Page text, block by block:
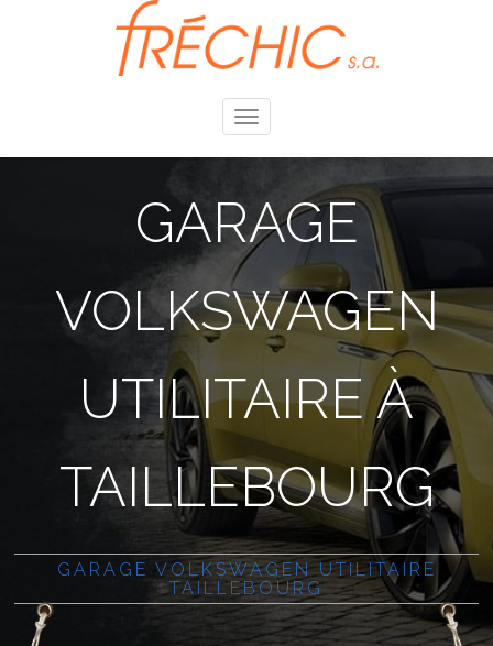
Toggle
navigation
GARAGE
VOLKSWAGEN
UTILITAIRE À
TAILLEBOURG
GARAGE VOLKSWAGEN UTILITAIRE
TAILLEBOURG